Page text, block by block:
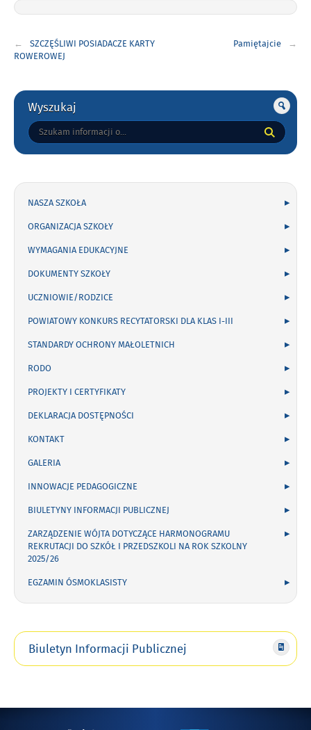
wpisu
SZCZĘŚLIWI POSIADACZE KARTY
ROWEROWEJ
Pamiętajcie
Gorne
Wyszukaj
Tutaj
wpisz
NASZA SZKOŁA
ORGANIZACJA SZKOŁY
WYMAGANIA EDUKACYJNE
DOKUMENTY SZKOŁY
UCZNIOWIE/RODZICE
POWIATOWY KONKURS RECYTATORSKI DLA KLAS I-III
STANDARDY OCHRONY MAŁOLETNICH
RODO
PROJEKTY I CERTYFIKATY
DEKLARACJA DOSTĘPNOŚCI
KONTAKT
GALERIA
INNOWACJE PEDAGOGICZNE
BIULETYNY INFORMACJI PUBLICZNEJ
ZARZĄDZENIE WÓJTA DOTYCZĄCE HARMONOGRAMU
REKRUTACJI DO SZKÓŁ I PRZEDSZKOLI NA ROK SZKOLNY
2025/26
EGZAMIN ÓSMOKLASISTY
Biuletyn Informacji Publicznej